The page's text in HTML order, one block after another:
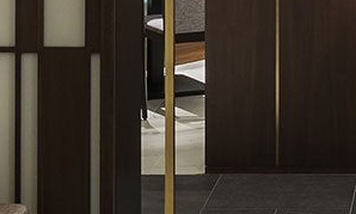
れる